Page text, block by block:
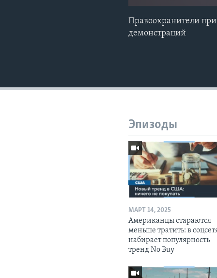
Правоохранители
демонстраций
Эпизоды
МАРТ 14, 2025
Американцы стараются
меньше тратить: в
набирает популярность
тренд No Buy